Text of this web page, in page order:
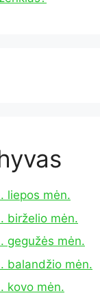
liepos mėn.
birželio mėn.
gegužės mėn.
balandžio mėn.
kovo mėn.